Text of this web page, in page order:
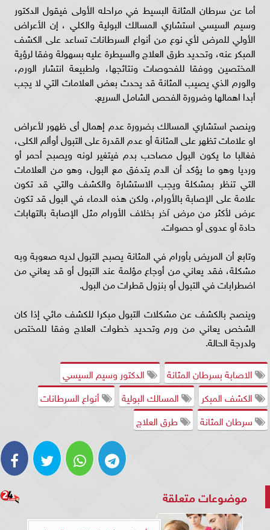
أما عن سرطان المثانة البسيط في مراحله الأولى فيقول الدكتور
وسيم السيسي استشاري المسالك البولية والكلي ، إن الأعراض
الأولي للمرض لأي نوع من أنواع السرطانات تساعد على الكشف
المبكر عنه، وتحديد طرق العلاج والسيطرة عليه بسهولة وفقا لرؤية
المختصين ووفقا للفحوصات ونتائجها، ولطبيعة انتشار الورم،
والورم الذي يصيب المثانة قد يحدث بعض العلامات التي لا يجب
أبدا اهمالها وضرورة الفحص الشامل السريع.
وينصح استشاري المسالك بضرورة عدم إهمال أى ظهور لأعراض
او علامات تظهر على المثانة أو عدم القدرة على التبول أوألم الكلى،
فغالبا ما يكون البول مصاحب بدم فيتغير لونه ويصبح أحمر أو
ورديا وهو ما يؤكد أن الدم يتدفق مع البول، وهو من العلامات
التي تنظر بمشكلة ويجب الاستشارة والكشف والتي قد تكون
علامة على الإصابة بالأورام، ولكن هذه الدماء في البول قد تكون
عرض لأكثر من مرض آخر بخلاف الأورام مثل الإصابة بالتهابات
حادة أو عدوى أو حصوات.
وتابع أن المريض بأورام في المثانة يصبح التبول لديه صعوبة وبه
مشكلة، فقد يعاني من أوجاع مؤلمة عند التبول أو قد يعاني من
اضطرابات في التبول أو بنزول قطرات من البول.
وينصح بالكشف عن مشكلات التبول مبكرا للكشف مائي إذا كان
الشخص يعاني من ورم وتحديد خطوات العلاج وفقا للمختص
ولدرجة الحالة.
الاصابة بسرطان المثانة
الدكتور وسيم السيسي
الكشف المبكر
المسالك البولية
أنواع السرطانات
سرطان المثانة
طرق العلاج
موضوعات متعلقة